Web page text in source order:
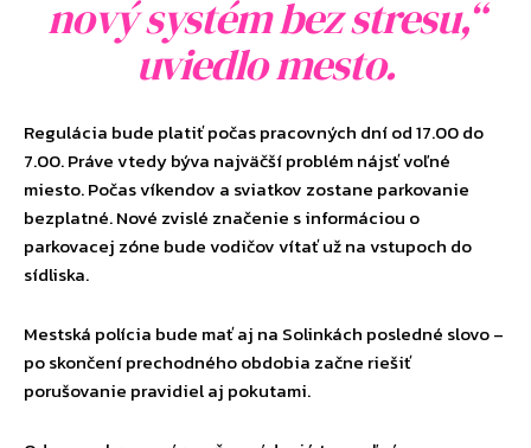
nový systém bez stresu,“
uviedlo mesto.
Regulácia bude platiť počas pracovných dní od 17.00 do
7.00. Práve vtedy býva najväčší problém nájsť voľné
miesto. Počas víkendov a sviatkov zostane parkovanie
bezplatné. Nové zvislé značenie s informáciou o
parkovacej zóne bude vodičov vítať už na vstupoch do
sídliska.
Mestská polícia bude mať aj na Solinkách posledné slovo –
po skončení prechodného obdobia začne riešiť
porušovanie pravidiel aj pokutami.